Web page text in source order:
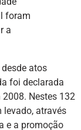
atos
foi declarada
Nestes 132
levado, através
e a promoção